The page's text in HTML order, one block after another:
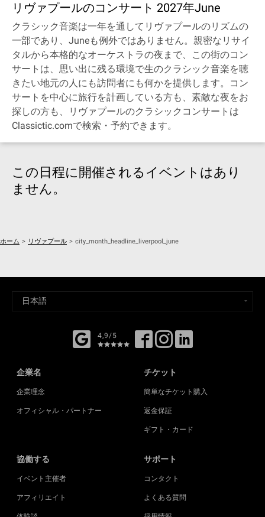
リヴァプールのコンサート 2027年June
クラシック音楽は一年を通してリヴァプールのリズムの
一部であり、Juneも例外ではありません。親密なリサイ
タルから本格的なオーケストラの夜まで、この街のコン
サートは、思い出に残る環境で生のクラシック音楽を聴
きたい地元の人にも訪問者にも何かを提供します。コン
サートを中心に旅行を計画している方も、素敵な夜をお
探しの方も、リヴァプールのクラシックコンサートは
Classictic.comで検索・予約できます。
この日程に開催されるイベントはあり
ません。
ホーム > リヴァプール > city_month_headline_liverpool_june
4,9/5
企業名
企業理念
オフィシャル・パートナー
チケット
簡単なチケット購入
返金保証
ギフト・カード
協働する
イベント主催者
アフィリエイト
サポート
コンタクト
よくある質問